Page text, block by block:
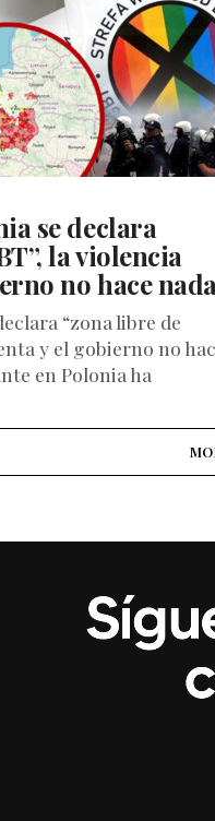
se declara
la violencia
no hace nada
“zona libre de
y el gobierno no
en Polonia ha